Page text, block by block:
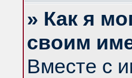
» Как я
своим
Вместе с